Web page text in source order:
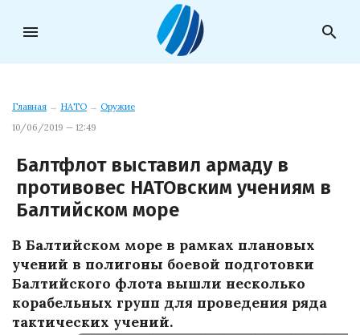
menu search
Главная → НАТО → Оружие
10/06/2019 — 12:49
Балтфлот выставил армаду в
противовес НАТОвским учениям в
Балтийском море
В Балтийском море в рамках плановых
учений в полигоны боевой подготовки
Балтийского флота вышли несколько
корабельных групп для проведения ряда
тактических учений.